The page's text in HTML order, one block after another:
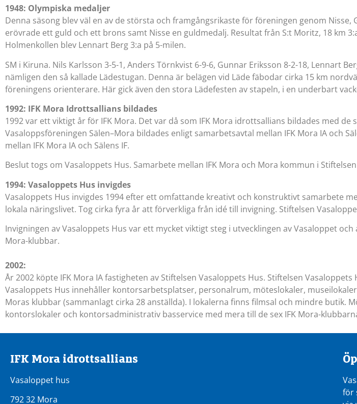
1948: Olympiska medaljer
Denna säsong blev väl en av de största och framgångsrikaste för föreningen genom
erövrade ett guld och ett brons samt Nisse en guldmedalj. Resultat från S:t Moritz, 18 km
Holmenkollen blev Lennart Berg 3:a på 5-milen.
SM i Kiruna. Nils Karlsson 3-5-1, Anders Törnkvist 6-9-6, Gunnar Eriksson 8-2-18, Lennart
nämligen den så kallade Lädestugan. Denna är belägen vid Läde fäbodar cirka 15 km
föreningens orienterare. Här gick även den stora Lädefesten av stapeln, i en underbart
1992: IFK Mora Idrottsallians bildades
1992 var ett viktigt år för IFK Mora. Det var då som IFK Mora idrottsallians bildades med
Vasaloppsföreningen Sälen–Mora bildades enligt samarbetsavtal mellan IFK Mora IA och
mellan IFK Mora IA och Sälens IF.
Beslut togs om Vasaloppets Hus. Samarbete mellan IFK Mora och Mora kommun i
1994: Vasaloppets Hus invigdes
Vasaloppets Hus invigdes 1994 efter ett omfattande kreativt och konstruktivt samarbete
lokala näringslivet. Tog cirka fyra år att förverkliga från idé till invigning. Stiftelsen
Invigningen av Vasaloppets Hus var ett mycket viktigt steg i utvecklingen av Vasaloppet
Mora-klubbar.
2002:
År 2002 köpte IFK Mora IA fastigheten av Stiftelsen Vasaloppets Hus. Stiftelsen
Vasaloppets Hus innehåller kontorsarbetsplatser, personalrum, möteslokaler,
Moras klubbar (sammanlagt cirka 28 anställda). I lokalerna finns filmsal och mindre butik.
kontorslokaler och kontorsadministrativ basservice med mera till de sex IFK Mora-
IFK Mora idrottsallians
Vasaloppet hus
792 32 Mora
för